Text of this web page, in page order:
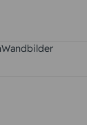
Wandbilder